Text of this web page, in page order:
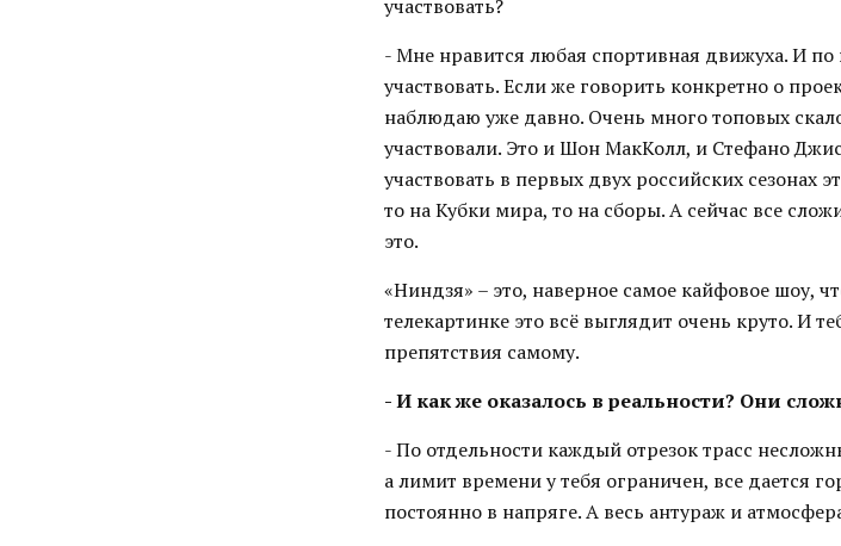
участвовать?
- Мне нравится любая спортивная движуха. И
участвовать. Если же говорить конкретно о
наблюдаю уже давно. Очень много топовых
участвовали. Это и Шон МакКолл, и Стефано
участвовать в первых двух российских сезонах
то на Кубки мира, то на сборы. А сейчас все
это.
«Ниндзя» – это, наверное самое кайфовое шоу,
телекартинке это всё выглядит очень круто. И
препятствия самому.
- И как же оказалось в реальности? Они
- По отдельности каждый отрезок трасс
а лимит времени у тебя ограничен, все дается
постоянно в напряге. А весь антураж и